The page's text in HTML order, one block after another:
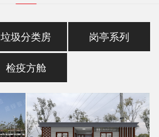
垃圾分类房 岗亭系列
检疫方舱